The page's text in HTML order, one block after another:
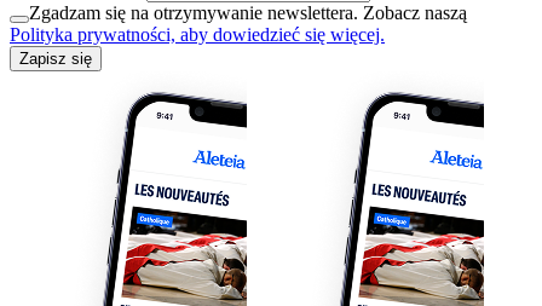
Zgadzam się na otrzymywanie newslettera. Zobacz naszą
Polityka prywatności, aby dowiedzieć się więcej.
Zapisz się